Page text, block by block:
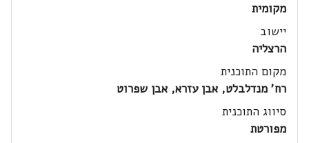
מקומית
יישוב
הרצליה
מקום התוכנית
רח' מנדלבלט, אבן עזרא, אבן שפרוט
סיווג התוכנית
מפורטת